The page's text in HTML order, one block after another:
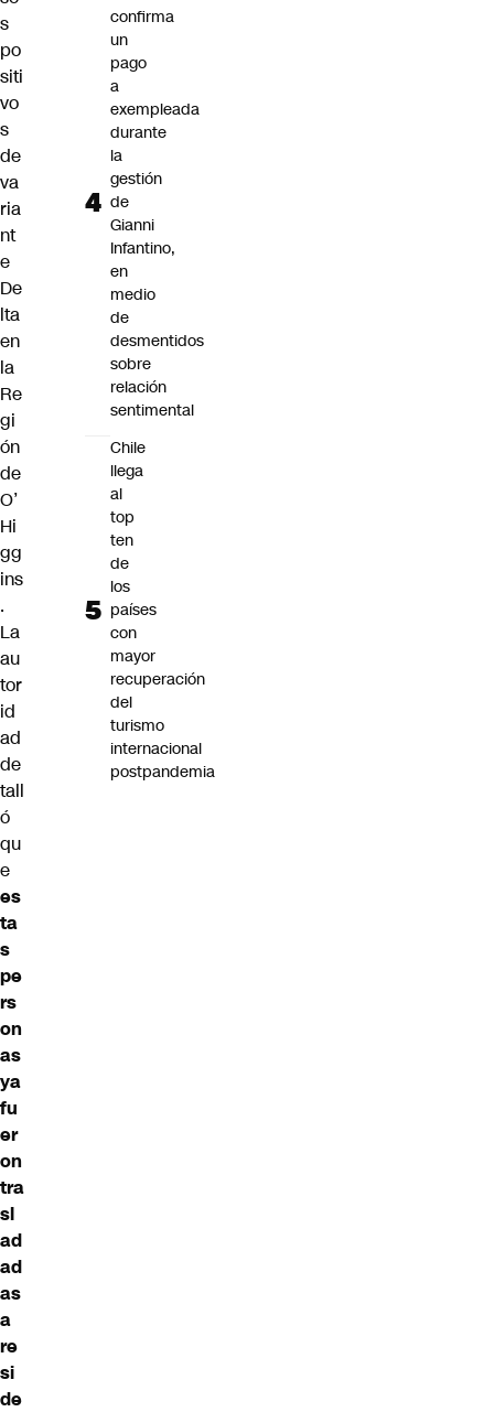
s
po
siti
vo
s
de
va
ria
nt
e
De
lta
en
la
Re
gi
ón
de
O’
Hi
gg
ins
.
La
au
tor
id
ad
de
tall
ó
qu
e
es
ta
s
pe
rs
on
as
ya
fu
er
on
tra
sl
ad
ad
as
a
re
si
de
confirma
un
pago
a
exempleada
durante
la
gestión
de
Gianni
Infantino,
en
medio
de
desmentidos
sobre
relación
sentimental
Chile
llega
al
top
ten
de
los
países
con
mayor
recuperación
del
turismo
internacional
postpandemia